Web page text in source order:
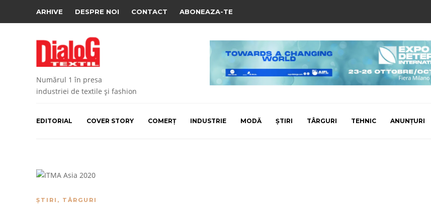
ARHIVE DESPRE NOI CONTACT ABONEAZA-TE
Numărul 1 în presa
industriei de textile și fashion
EDITORIAL COVER STORY COMERȚ INDUSTRIE MODĂ ȘTIRI TÂRGURI TEHNIC ANUNȚURI
ȘTIRI , TÂRGURI